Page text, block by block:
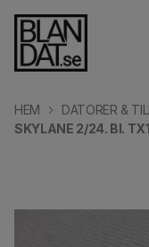
HEM DATORER &
SKYLANE 2/24. BI.